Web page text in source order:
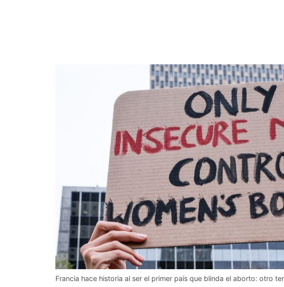
Francia hace historia al ser el primer país que blinda el aborto: otro